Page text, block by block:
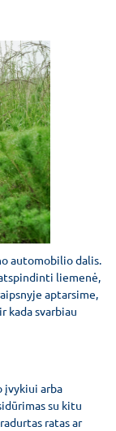
automobilio dalis.
liemenė,
aptarsime,
kada svarbiau
įvykiui arba
su kitu
ratas ar